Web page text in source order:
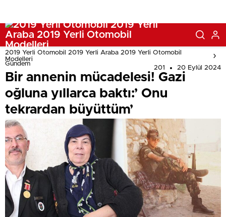
2019 Yerli Otomobil 2019 Yerli Araba 2019 Yerli Otomobil
Modelleri
Gündem
201 20 Eylül 2024
Bir annenin mücadelesi! Gazi
oğluna yıllarca baktı:’ Onu
tekrardan büyüttüm’